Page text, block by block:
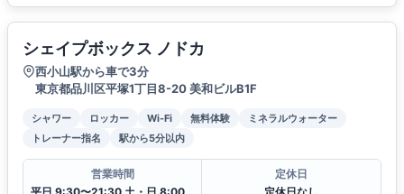
シェイプボックス ノドカ
西小山駅から車で3分
東京都品川区平塚1丁目8-20 美和ビルB1F
シャワー ロッカー Wi-Fi 無料体験
ミネラルウォーター
トレーナー指名
駅から5分以内
営業時間
定休日